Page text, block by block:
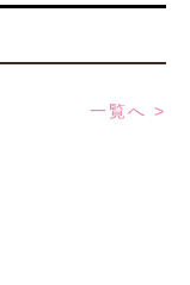
一覧へ >